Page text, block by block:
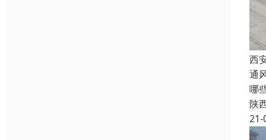
西
通
哪
陕
21-